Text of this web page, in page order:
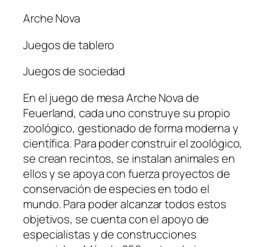
Arche Nova
Juegos de tablero
Juegos de sociedad
En el juego de mesa Arche Nova de
Feuerland, cada uno construye su propio
zoológico, gestionado de forma moderna y
científica. Para poder construir el zoológico,
se crean recintos, se instalan animales en
ellos y se apoya con fuerza proyectos de
conservación de especies en todo el
mundo. Para poder alcanzar todos estos
objetivos, se cuenta con el apoyo de
especialistas y de construcciones